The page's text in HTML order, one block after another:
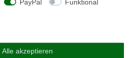
( die Kettenlänge kann auf diesen
PayPal Funktional
Alle akzeptieren